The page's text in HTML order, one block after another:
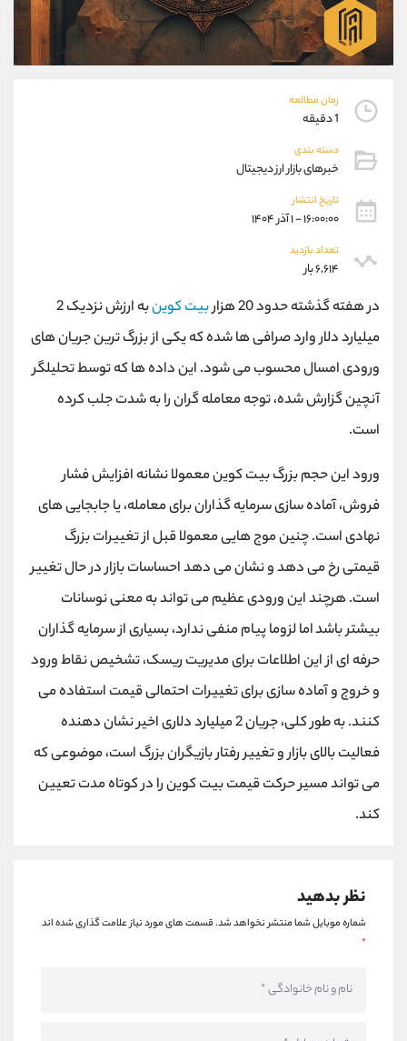
زمان مطالعه
1 دقیقه
دسته بندی
خبرهای بازار ارز دیجیتال
تاریخ انتشار
۱۶:۰۰:۰۰ - ۱ آذر ۱۴۰۴
تعداد بازدید
۶,۶۱۴ بار
در هفته گذشته حدود 20 هزار بیت کوین
به ارزش نزدیک 2
میلیارد دلار وارد صرافی ها شده که یکی از بزرگ ترین جریان های
ورودی امسال محسوب می شود. این داده ها که توسط تحلیلگر
آنچین گزارش شده، توجه معامله گران را به شدت جلب کرده
است.
ورود این حجم بزرگ بیت کوین معمولا نشانه افزایش فشار
فروش، آماده سازی سرمایه گذاران برای معامله، یا جابجایی های
نهادی است. چنین موج هایی معمولا قبل از تغییرات بزرگ
قیمتی رخ می دهد و نشان می دهد احساسات بازار در حال تغییر
است. هرچند این ورودی عظیم می تواند به معنی نوسانات
بیشتر باشد اما لزوما پیام منفی ندارد، بسیاری از سرمایه گذاران
حرفه ای از این اطلاعات برای مدیریت ریسک، تشخیص نقاط ورود
و خروج و آماده سازی برای تغییرات احتمالی قیمت استفاده می
کنند. به‌ طور کلی، جریان 2 میلیارد دلاری اخیر نشان دهنده
فعالیت بالای بازار و تغییر رفتار بازیگران بزرگ است، موضوعی که
می تواند مسیر حرکت قیمت بیت کوین را در کوتاه مدت تعیین
کند.
نظر بدهید
شماره موبایل شما منتشر نخواهد شد.قسمت های مورد نیاز علامت گذاری شده اند
*
09927779040
واتساپ شروع گفتگو
تلگرام @Armteam_admin_por
پشتیبان فروش
موبایل
واتساپ
تلگرام
داخلی
اطلاعات تماس
021-22021030
بدون پیش شماره 90001030
اینستاگرام @alireza.mehrabii
کانال تلگرام @alirezamehrabi_com
کانال بله